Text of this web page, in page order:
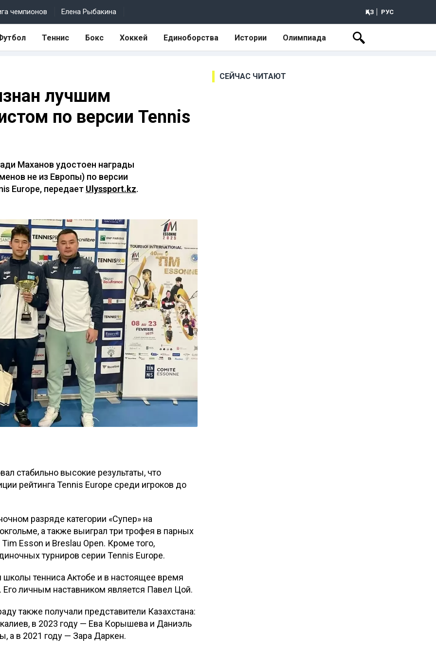
чемпионов Елена Рыбакина ҚАЗ РУС
Теннис Бокс Хоккей Единоборства Истории Олимпиада
лучшим
по версии Tennis
Маханов удостоен награды
не из Европы) по версии
Europe, передает Ulyssport.kz.
стабильно высокие результаты, что
рейтинга Tennis Europe среди игроков до
разряде категории «Супер» на
а также выиграл три трофея в парных
Esson и Breslau Open. Кроме того,
турниров серии Tennis Europe.
тенниса Актобе и в настоящее время
личным наставником является Павел Цой.
также получали представители Казахстана:
в 2023 году — Ева Корышева и Даниэль
а в 2021 году — Зара Даркен.
СЕЙЧАС ЧИТАЮТ